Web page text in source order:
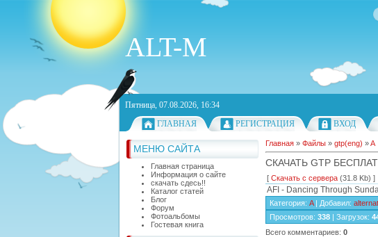
ALT-M
Пятница, 07.08.2026, 16:34
ГЛАВНАЯ
РЕГИСТРАЦИЯ ВХОД
МЕНЮ САЙТА
Главная страница
Информация о сайте
скачать сдесь!!
Каталог статей
Блог
Форум
Фотоальбомы
Гостевая книга
Главная » Файлы » gtp(eng) »A
СКАЧАТЬ GTP
[ Скачать с сервера (31.8 Kb) ]
AFI - Dancing Through
Категория: A| Добавил:
Просмотров: 338 | Загрузок:
Всего комментариев: 0